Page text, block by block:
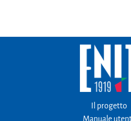
Il progetto
Manuale